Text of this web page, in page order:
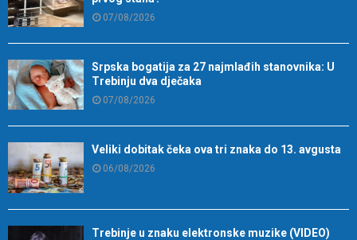
07/08/2026
Srpska bogatija za 27 najmlađih stanovnika: U
Trebinju dva dječaka
07/08/2026
Veliki dobitak čeka ova tri znaka do 13. avgusta
06/08/2026
Trebinje u znaku elektronske muzike (VIDEO)